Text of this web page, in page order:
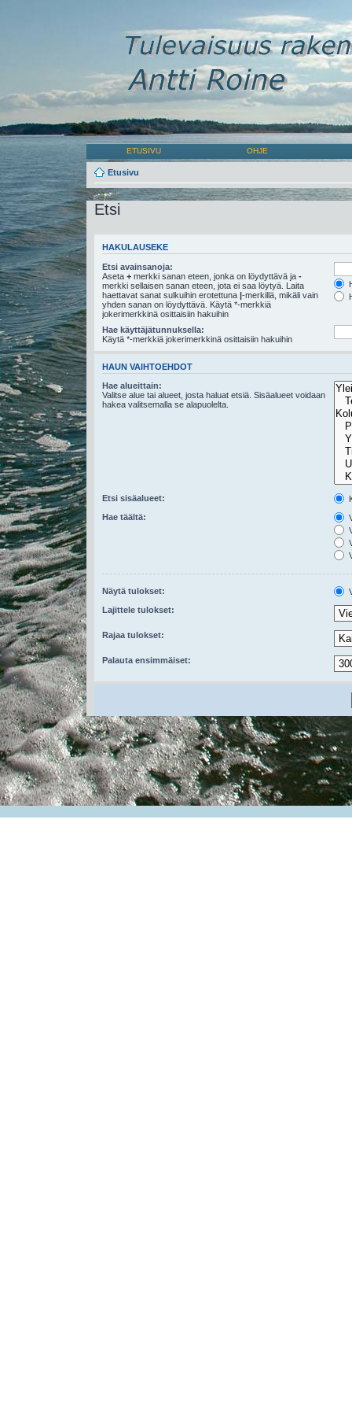
ETUSIVU OHJE
Etusivu
Etsi
HAKULAUSEKE
Etsi avainsanoja:
Aseta + merkki sanan eteen, jonka on löydyttävä ja -
merkki sellaisen sanan eteen, jota ei saa löytyä. Laita
haettavat sanat sulkuihin erotettuna |-merkillä, mikäli vain
yhden sanan on löydyttävä. Käytä *-merkkiä
jokerimerkkinä osittaisiin hakuihin
Hae käyttäjätunnuksella:
Käytä *-merkkiä jokerimerkkinä osittaisiin hakuihin
HAUN VAIHTOEHDOT
Hae alueittain:
Valitse alue tai alueet, josta haluat etsiä. Sisäalueet voidaan
hakea valitsemalla se alapuolelta.
Etsi sisäalueet:
Hae täältä:
Näytä tulokset:
Lajittele tulokset:
Rajaa tulokset:
Palauta ensimmäiset: